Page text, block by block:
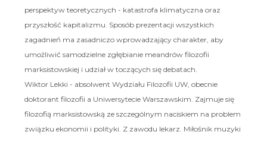
perspektyw teoretycznych - katastrofa klimatyczna oraz
przyszłość kapitalizmu. Sposób prezentacji wszystkich
zagadnień ma zasadniczo wprowadzający charakter, aby
umożliwić samodzielne zgłębianie meandrów filozofii
marksistowskiej i udział w toczących się debatach.
Wiktor Lekki - absolwent Wydziału Filozofii UW, obecnie
doktorant filozofii a Uniwersytecie Warszawskim. Zajmuje się
filozofią marksistowską ze szczególnym naciskiem na problem
związku ekonomii i polityki. Z zawodu lekarz. Miłośnik muzyki